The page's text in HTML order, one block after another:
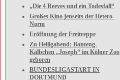
„Die 4 Reeves und ein Todesfall“
Großes Kino jenseits der Hetero-
Norm
Eröffnung der Freitreppe
Zu Heiligabend: Banteng-
Kälbchen „Joseph“ im Kölner Zoo
geboren
BUNDESLIGASTART IN
DORTMUND